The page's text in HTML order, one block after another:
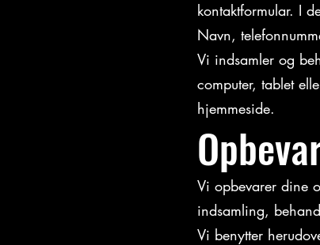
kontaktformular. I
Navn,
Vi indsamler og
computer, tablet
hjemmeside.
Vi opbevarer dine
indsamling,
Vi benytter